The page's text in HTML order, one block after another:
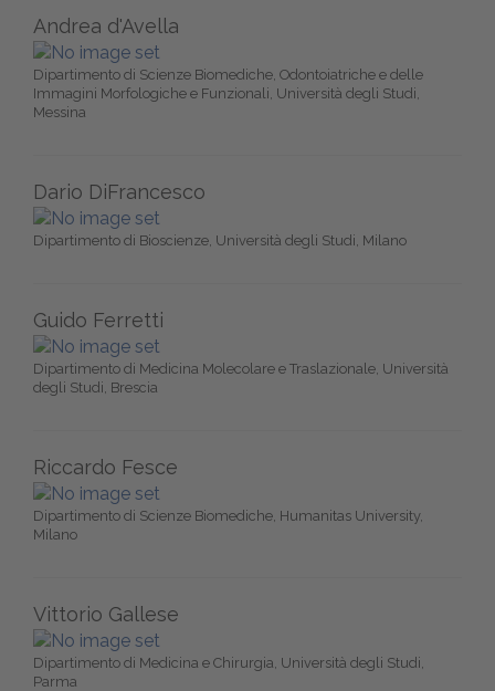
Andrea d'Avella
Dipartimento di Scienze Biomediche, Odontoiatriche e delle
Immagini Morfologiche e Funzionali, Università degli Studi,
Messina
Dario DiFrancesco
Dipartimento di Bioscienze, Università degli Studi, Milano
Guido Ferretti
Dipartimento di Medicina Molecolare e Traslazionale, Università
degli Studi, Brescia
Riccardo Fesce
Dipartimento di Scienze Biomediche, Humanitas University,
Milano
Vittorio Gallese
Dipartimento di Medicina e Chirurgia, Università degli Studi,
Parma